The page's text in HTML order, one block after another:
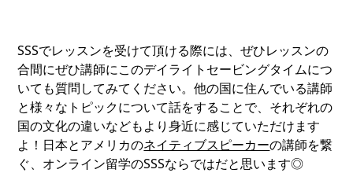
SSSでレッスンを受けて頂ける際には、ぜひレッスンの
合間にぜひ講師にこのデイライトセービングタイムにつ
いても質問してみてください。他の国に住んでいる講師
と様々なトピックについて話をすることで、それぞれの
国の文化の違いなどもより身近に感じていただけます
よ！日本とアメリカのネイティブスピーカーの講師を繋
ぐ、オンライン留学のSSSならではだと思います◎